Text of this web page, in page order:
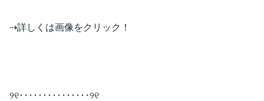
⇢詳しくは画像をクリック！
୨୧･･･････････････୨୧